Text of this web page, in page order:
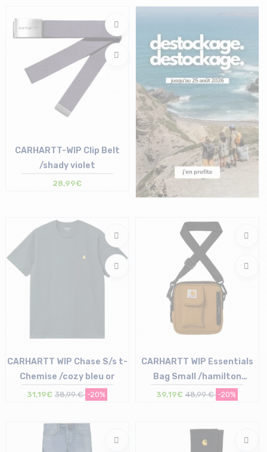
CARHARTT-WIP Clip Belt
/shady violet
28,99€
M
CARHARTT WIP Chase S/s t-
Chemise /cozy bleu or
31,19€ 38,99 € -20%
T.U
CARHARTT WIP Essentials
Bag Small /hamilton
marron
39,19€ 48,99 € -20%